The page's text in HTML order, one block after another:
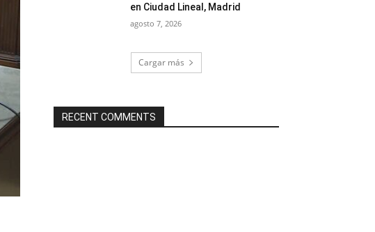
en Ciudad Lineal, Madrid
agosto 7, 2026
Cargar más
RECENT COMMENTS